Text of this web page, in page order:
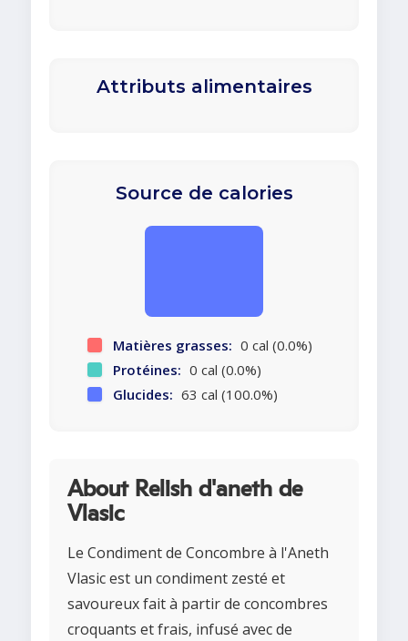
Attributs alimentaires
Source de calories
Matières grasses: 0 cal (0.0%)
Protéines: 0 cal (0.0%)
Glucides: 63 cal (100.0%)
About Relish d'aneth de
Vlasic
Le Condiment de Concombre à l'Aneth
Vlasic est un condiment zesté et
savoureux fait à partir de concombres
croquants et frais, infusé avec de